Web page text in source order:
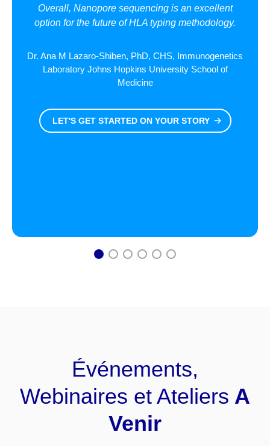
Overall, Nanopore sequencing is an excellent
option for the future of HLA typing methodology.
Dr. Ana M Lazaro-Shiben, PhD, CHS, Immunogenetics
Laboratory Johns Hopkins University School of
Medicine
LET'S GET STARTED ON YOUR STORY
1 2 3 4 5 6
Événements,
Webinaires et Ateliers A
Venir